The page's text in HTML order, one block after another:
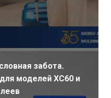
забота.
моделей XC60 и